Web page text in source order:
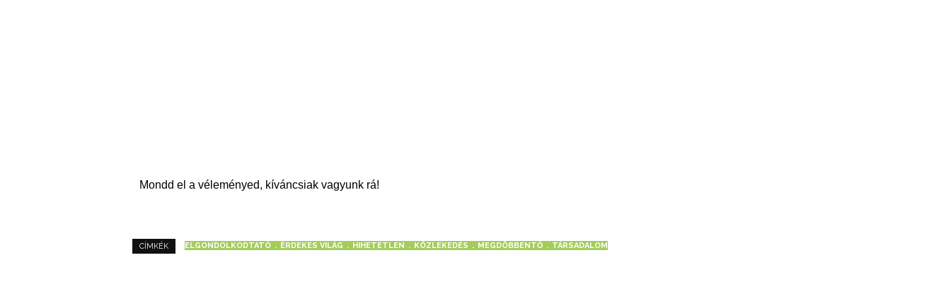
Mondd el a véleményed, kíváncsiak vagyunk rá!
CÍMKÉK ELGONDOLKODTATÓ ÉRDEKES VILÁG HIHETETLEN KÖZLEKEDÉS MEGDÖBBENTŐ TÁRSADALOM